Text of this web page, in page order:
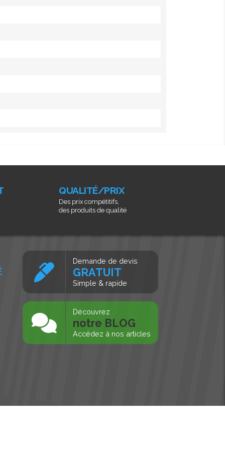
QUALITÉ/PRIX
Des prix compétitifs,
des produits de qualité
Demande de devis
GRATUIT
Simple & rapide
Découvrez
notre BLOG
Accédez à nos articles